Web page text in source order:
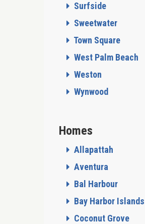
Surfside
Sweetwater
Town Square
West Palm Beach
Weston
Wynwood
Homes
Allapattah
Aventura
Bal Harbour
Bay Harbor Islands
Coconut Grove